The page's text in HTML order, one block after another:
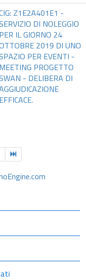
Z1E2A401E1 -
DI NOLEGGIO
PER IL GIORNO 24
2019 DI UNO
PER EVENTI -
MEETING PROGETTO
- DELIBERA DI
EFFICACE.